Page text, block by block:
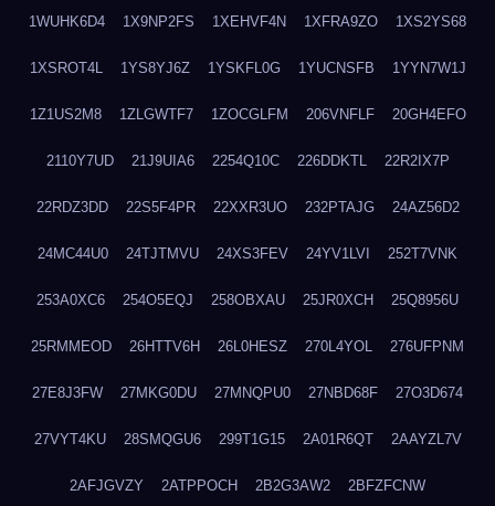
1WUHK6D4 1X9NP2FS 1XEHVF4N 1XFRA9ZO 1XS2YS68
1XSROT4L 1YS8YJ6Z 1YSKFL0G 1YUCNSFB 1YYN7W1J
1Z1US2M8 1ZLGWTF7 1ZOCGLFM 206VNFLF 20GH4EFO
2110Y7UD 21J9UIA6 2254Q10C 226DDKTL 22R2IX7P
22RDZ3DD 22S5F4PR 22XXR3UO 232PTAJG 24AZ56D2
24MC44U0 24TJTMVU 24XS3FEV 24YV1LVI 252T7VNK
253A0XC6 254O5EQJ 258OBXAU 25JR0XCH 25Q8956U
25RMMEOD 26HTTV6H 26L0HESZ 270L4YOL 276UFPNM
27E8J3FW 27MKG0DU 27MNQPU0 27NBD68F 27O3D674
27VYT4KU 28SMQGU6 299T1G15 2A01R6QT 2AAYZL7V
2AFJGVZY 2ATPPOCH 2B2G3AW2 2BFZFCNW